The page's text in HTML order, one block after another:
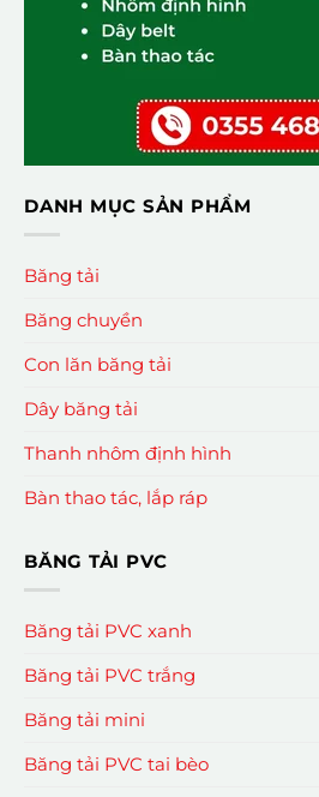
DANH MỤC SẢN PHẨM
Băng tải
Băng chuyền
Con lăn băng tải
Dây băng tải
Thanh nhôm định hình
Bàn thao tác, lắp ráp
BĂNG TẢI PVC
Băng tải PVC xanh
Băng tải PVC trắng
Băng tải mini
Băng tải PVC tai bèo